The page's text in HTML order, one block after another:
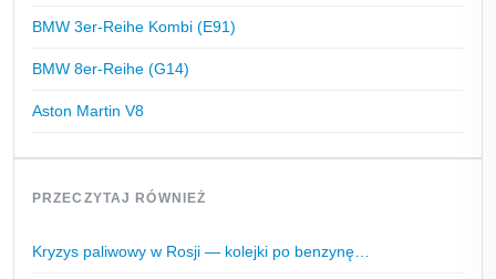
BMW 3er-Reihe Kombi (E91)
BMW 8er-Reihe (G14)
Aston Martin V8
PRZECZYTAJ RÓWNIEŻ
Kryzys paliwowy w Rosji — kolejki po benzynę…